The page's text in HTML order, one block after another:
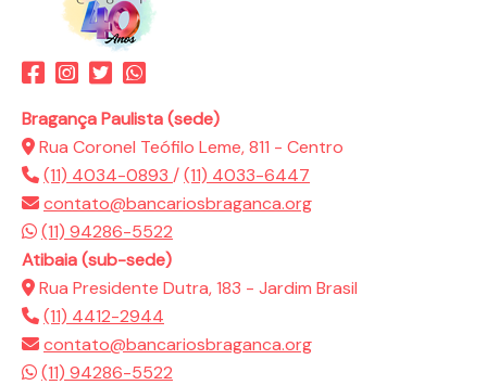
Bragança Paulista (sede)
Rua Coronel Teófilo Leme, 811 - Centro
(11) 4034-0893 /(11) 4033-6447
contato@bancariosbraganca.org
(11) 94286-5522
Atibaia (sub-sede)
Rua Presidente Dutra, 183 - Jardim Brasil
(11) 4412-2944
contato@bancariosbraganca.org
(11) 94286-5522